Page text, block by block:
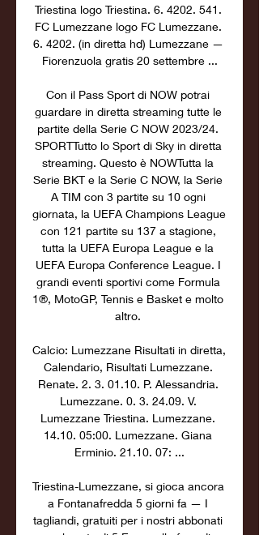
Triestina logo Triestina. 6. 4202. 541.
FC Lumezzane logo FC Lumezzane.
6. 4202. (in diretta hd) Lumezzane —
Fiorenzuola gratis 20 settembre ...
Con il Pass Sport di NOW potrai
guardare in diretta streaming tutte le
partite della Serie C NOW 2023/24.
SPORTTutto lo Sport di Sky in diretta
streaming. Questo è NOWTutta la
Serie BKT e la Serie C NOW, la Serie
A TIM con 3 partite su 10 ogni
giornata, la UEFA Champions League
con 121 partite su 137 a stagione,
tutta la UEFA Europa League e la
UEFA Europa Conference League. I
grandi eventi sportivi come Formula
1®, MotoGP, Tennis e Basket e molto
altro.
Calcio: Lumezzane Risultati in diretta,
Calendario, Risultati Lumezzane.
Renate. 2. 3. 01.10. P. Alessandria.
Lumezzane. 0. 3. 24.09. V.
Lumezzane Triestina. Lumezzane.
14.10. 05:00. Lumezzane. Giana
Erminio. 21.10. 07: ...
Triestina-Lumezzane, si gioca ancora
a Fontanafredda 5 giorni fa — I
tagliandi, gratuiti per i nostri abbonati